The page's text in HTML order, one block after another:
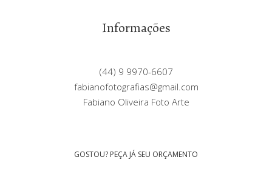
Informações
(44) 9 9970-6607
fabianofotografias@gmail.com
Fabiano Oliveira Foto Arte
GOSTOU? PEÇA JÁ SEU ORÇAMENTO